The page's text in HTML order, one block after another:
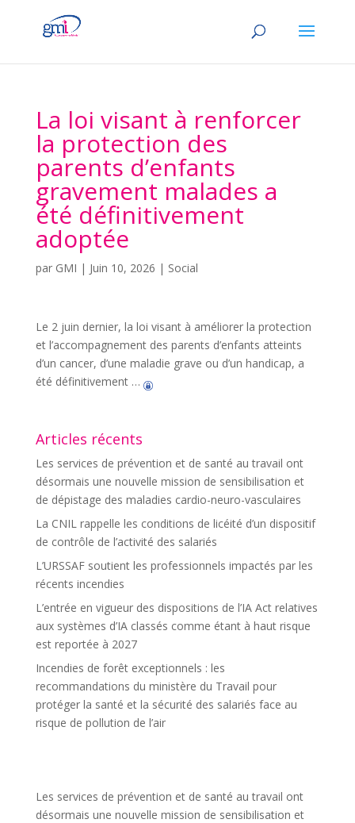
La loi visant à renforcer
la protection des
parents d’enfants
gravement malades a
été définitivement
adoptée
par GMI | Juin 10, 2026 | Social
Le 2 juin dernier, la loi visant à améliorer la protection
et l’accompagnement des parents d’enfants atteints
d’un cancer, d’une maladie grave ou d’un handicap, a
été définitivement …
Articles récents
Les services de prévention et de santé au travail ont
désormais une nouvelle mission de sensibilisation et
de dépistage des maladies cardio-neuro-vasculaires
La CNIL rappelle les conditions de licéité d’un dispositif
de contrôle de l’activité des salariés
L’URSSAF soutient les professionnels impactés par les
récents incendies
L’entrée en vigueur des dispositions de l’IA Act relatives
aux systèmes d’IA classés comme étant à haut risque
est reportée à 2027
Incendies de forêt exceptionnels : les
recommandations du ministère du Travail pour
protéger la santé et la sécurité des salariés face au
risque de pollution de l’air
Les services de prévention et de santé au travail ont
désormais une nouvelle mission de sensibilisation et